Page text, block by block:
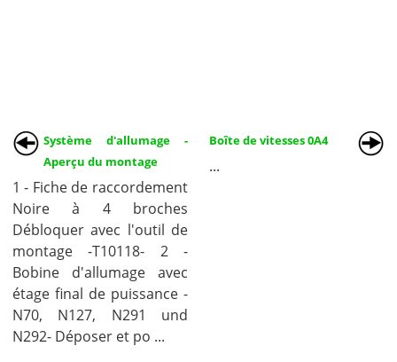
Système d'allumage -
Aperçu du montage
1 - Fiche de raccordement
Noire à 4 broches
Débloquer avec l'outil de
montage -T10118- 2 -
Bobine d'allumage avec
étage final de puissance -
N70, N127, N291 und
N292- Déposer et po ...
Boîte de vitesses 0A4
...